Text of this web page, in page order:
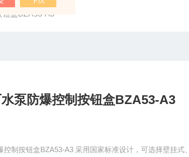
钮盒BZA53-A3
泵防爆控制按钮盒BZA53-A3
污水处理厂水泵防爆控制按钮盒BZA53-A3 采用国家标准设计